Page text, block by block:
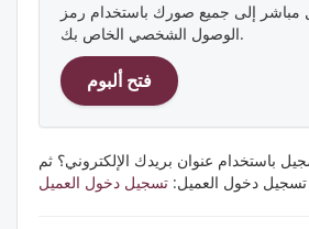
إلى جميع صورك باستخدام رمز
الوصول الشخصي الخاص بك.
باستخدام عنوان بريدك الإلكتروني؟ ثم
دخول العميل: تسجيل دخول العميل